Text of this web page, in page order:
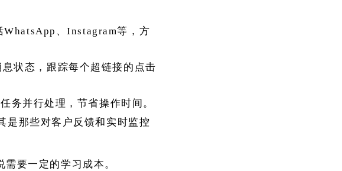
、Instagram等，方
状态，跟踪每个超链接的点击
务并行处理，节省操作时间。
是那些对客户反馈和实时监控
要一定的学习成本。